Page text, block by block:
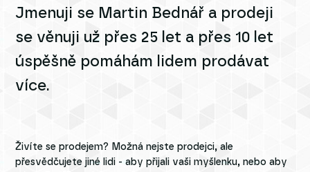
Jmenuji se Martin Bednář a prodeji
se věnuji už přes 25 let a přes 10 let
úspěšně pomáhám lidem prodávat
více.
Živíte se prodejem? Možná nejste prodejci, ale
přesvědčujete jiné lidi - aby přijali vaši myšlenku, nebo aby